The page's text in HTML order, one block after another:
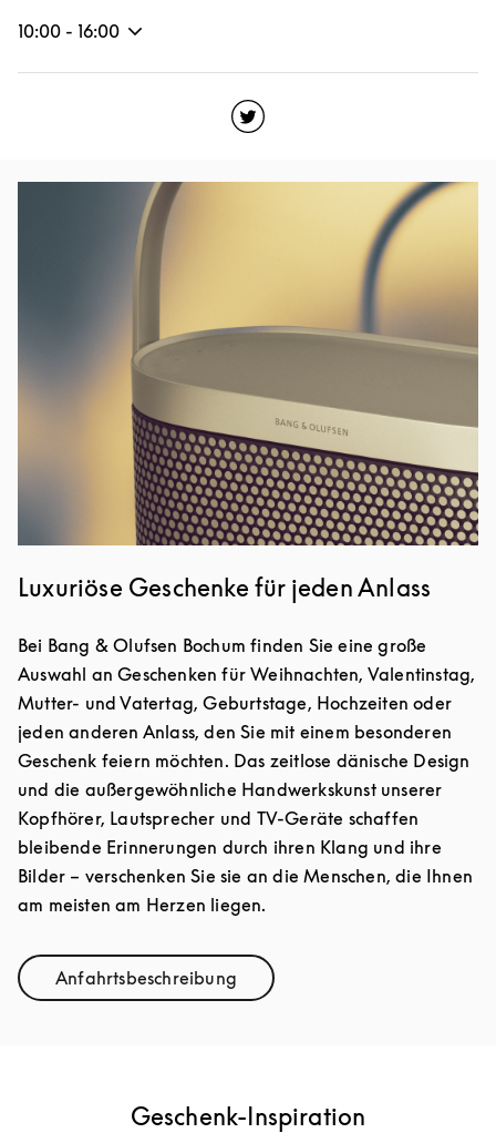
10:00 - 16:00
Click to open Twitter
Link Opens in New Tab
Luxuriöse Geschenke für jeden Anlass
Bei Bang & Olufsen Bochum finden Sie eine große
Auswahl an Geschenken für Weihnachten, Valentinstag,
Mutter- und Vatertag, Geburtstage, Hochzeiten oder
jeden anderen Anlass, den Sie mit einem besonderen
Geschenk feiern möchten. Das zeitlose dänische Design
und die außergewöhnliche Handwerkskunst unserer
Kopfhörer, Lautsprecher und TV-Geräte schaffen
bleibende Erinnerungen durch ihren Klang und ihre
Bilder – verschenken Sie sie an die Menschen, die Ihnen
am meisten am Herzen liegen.
AnfahrtsbeschreibungLink Opens in New Tab
Geschenk-Inspiration